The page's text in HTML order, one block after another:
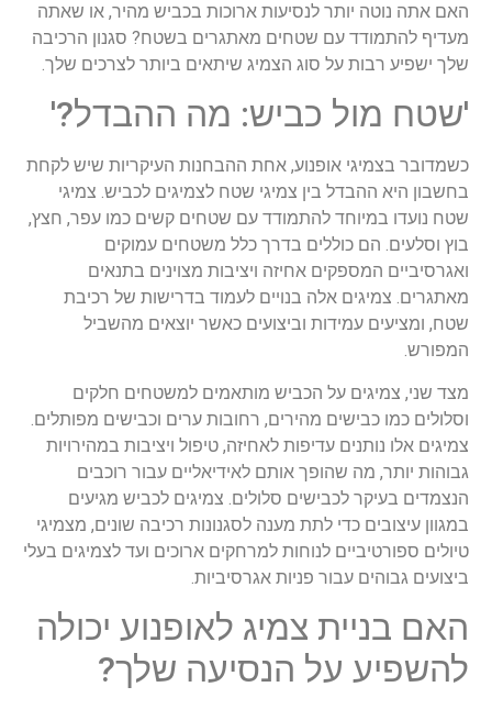
האם אתה נוטה יותר לנסיעות ארוכות בכביש מהיר, או שאתה
מעדיף להתמודד עם שטחים מאתגרים בשטח? סגנון הרכיבה
שלך ישפיע רבות על סוג הצמיג שיתאים ביותר לצרכים שלך.
'שטח מול כביש: מה ההבדל?'
כשמדובר בצמיגי אופנוע, אחת ההבחנות העיקריות שיש לקחת
בחשבון היא ההבדל בין צמיגי שטח לצמיגים לכביש. צמיגי
שטח נועדו במיוחד להתמודד עם שטחים קשים כמו עפר, חצץ,
בוץ וסלעים. הם כוללים בדרך כלל משטחים עמוקים
ואגרסיביים המספקים אחיזה ויציבות מצוינים בתנאים
מאתגרים. צמיגים אלה בנויים לעמוד בדרישות של רכיבת
שטח, ומציעים עמידות וביצועים כאשר יוצאים מהשביל
המפורש.
מצד שני, צמיגים על הכביש מותאמים למשטחים חלקים
וסלולים כמו כבישים מהירים, רחובות ערים וכבישים מפותלים.
צמיגים אלו נותנים עדיפות לאחיזה, טיפול ויציבות במהירויות
גבוהות יותר, מה שהופך אותם לאידיאליים עבור רוכבים
הנצמדים בעיקר לכבישים סלולים. צמיגים לכביש מגיעים
במגוון עיצובים כדי לתת מענה לסגנונות רכיבה שונים, מצמיגי
טיולים ספורטיביים לנוחות למרחקים ארוכים ועד לצמיגים בעלי
ביצועים גבוהים עבור פניות אגרסיביות.
האם בניית צמיג לאופנוע יכולה
להשפיע על הנסיעה שלך?